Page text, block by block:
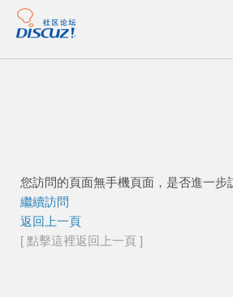
您訪問的頁面無手機頁面，是否進一步
繼續訪問
返回上一頁
[ 點擊這裡返回上一頁 ]